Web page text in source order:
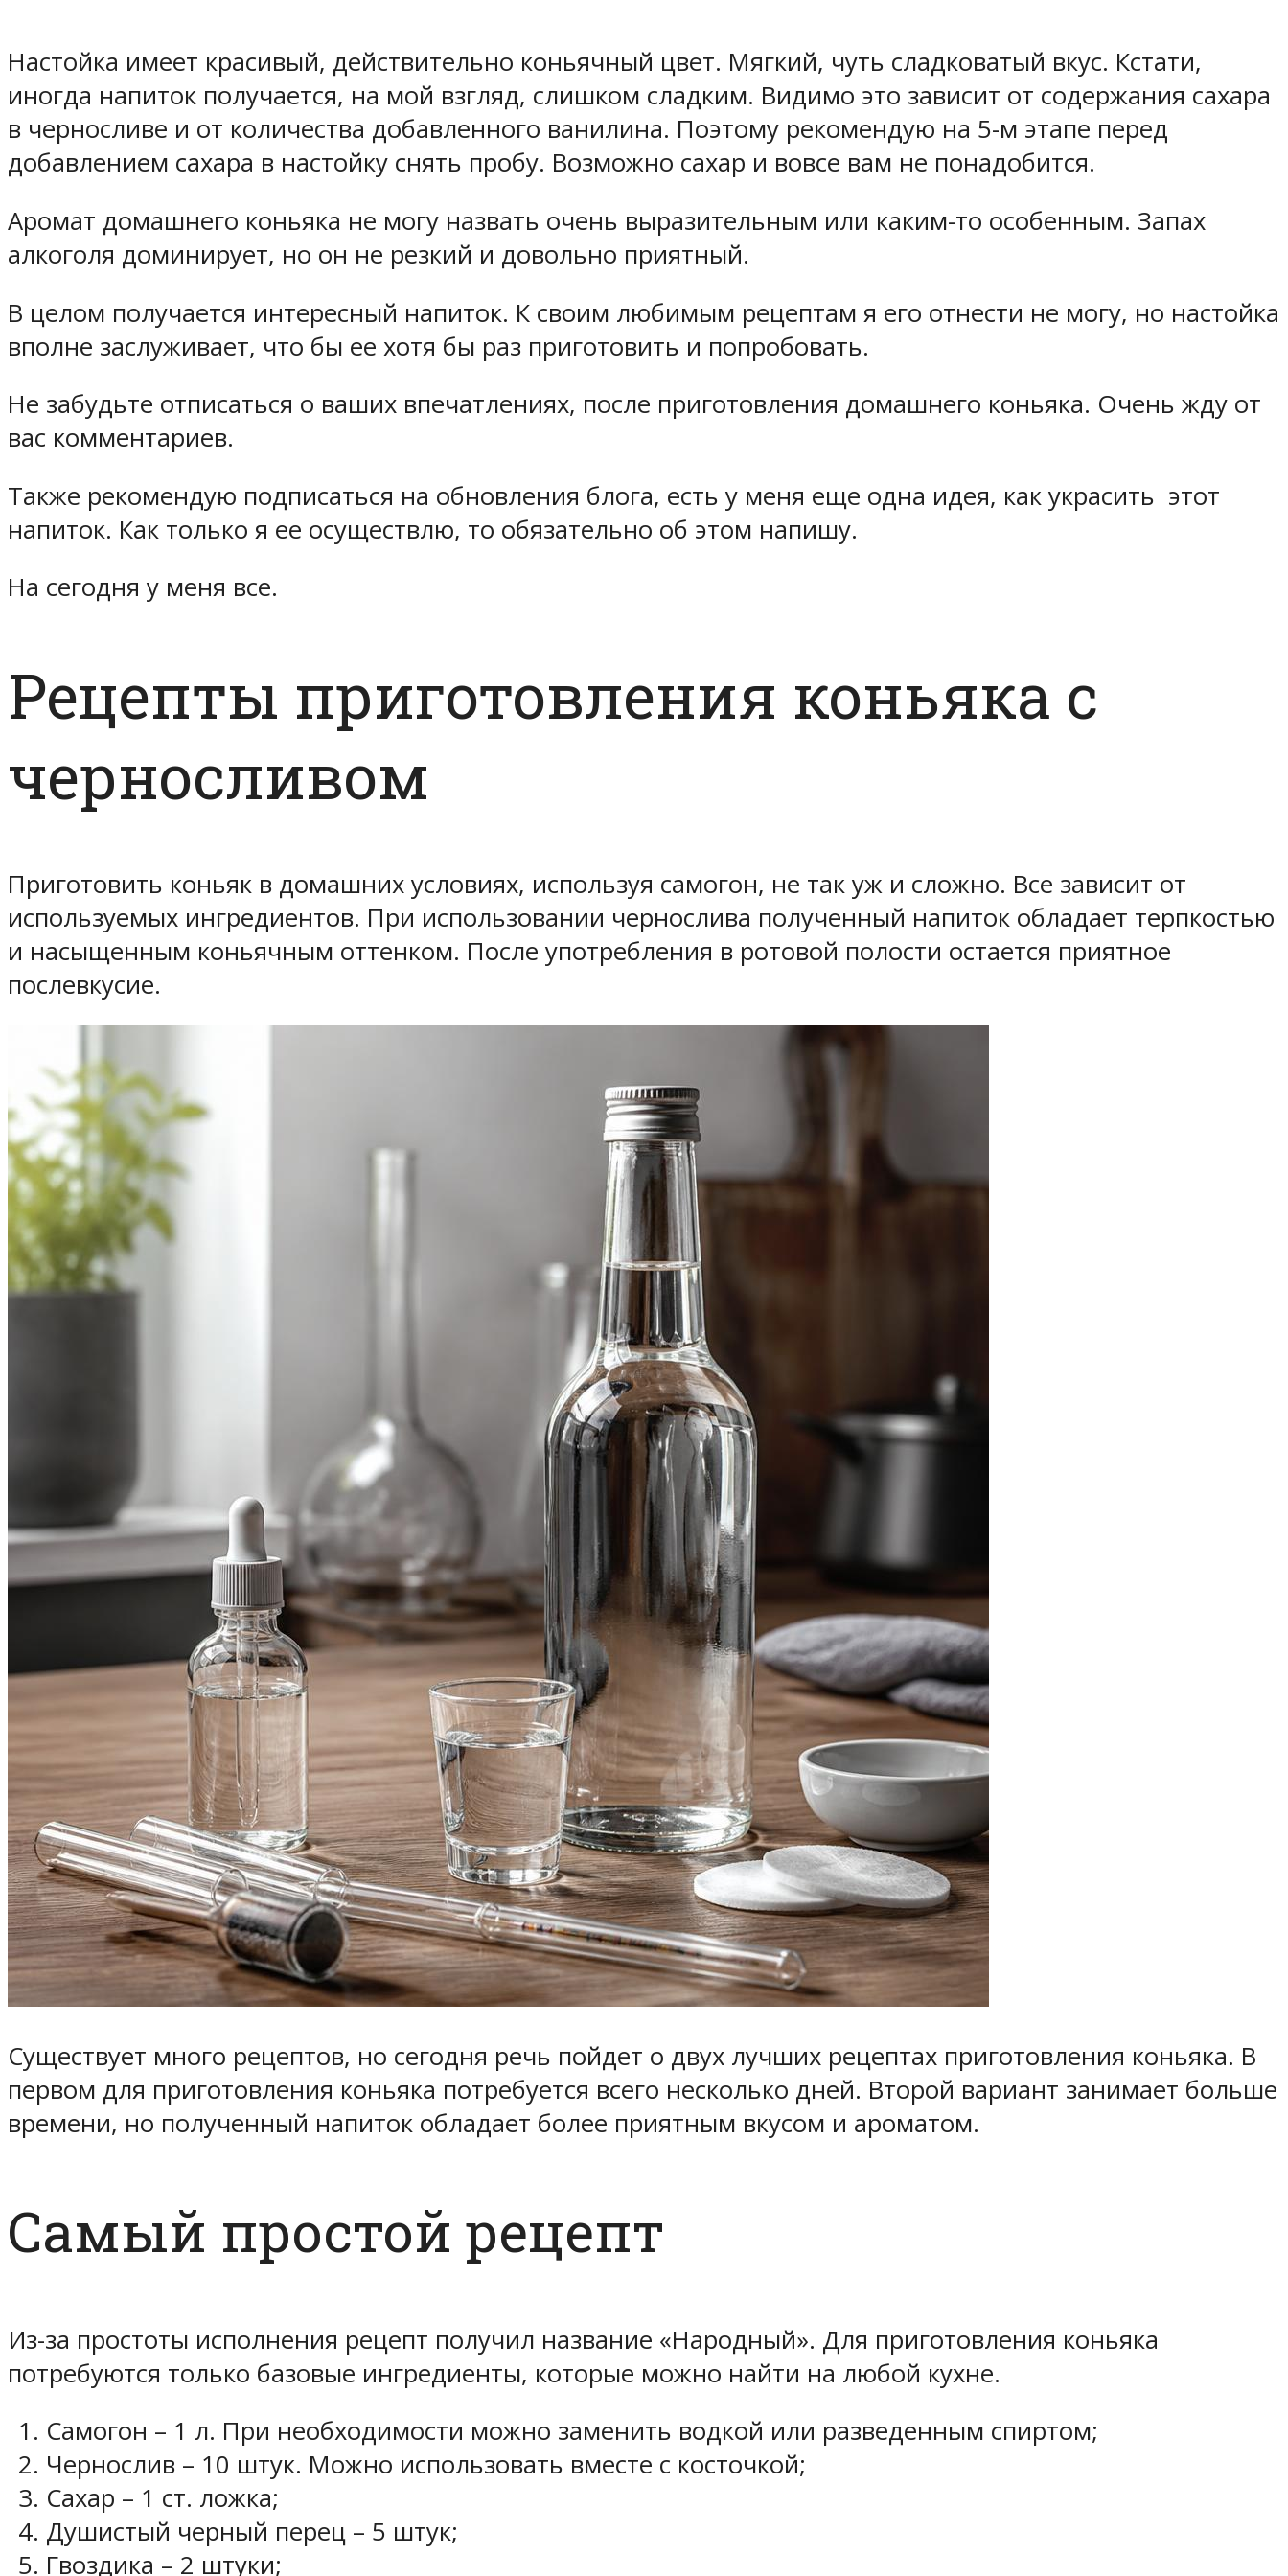
Настойка имеет красивый, действительно коньячный цвет. Мягкий, чуть сладковатый вкус. Кстати,
иногда напиток получается, на мой взгляд, слишком сладким. Видимо это зависит от содержания сахара
в черносливе и от количества добавленного ванилина. Поэтому рекомендую на 5-м этапе перед
добавлением сахара в настойку снять пробу. Возможно сахар и вовсе вам не понадобится.
Аромат домашнего коньяка не могу назвать очень выразительным или каким-то особенным. Запах
алкоголя доминирует, но он не резкий и довольно приятный.
В целом получается интересный напиток. К своим любимым рецептам я его отнести не могу, но настойка
вполне заслуживает, что бы ее хотя бы раз приготовить и попробовать.
Не забудьте отписаться о ваших впечатлениях, после приготовления домашнего коньяка. Очень жду от
вас комментариев.
Также рекомендую подписаться на обновления блога, есть у меня еще одна идея, как украсить этот
напиток. Как только я ее осуществлю, то обязательно об этом напишу.
На сегодня у меня все.
Рецепты приготовления коньяка с
черносливом
Приготовить коньяк в домашних условиях, используя самогон, не так уж и сложно. Все зависит от
используемых ингредиентов. При использовании чернослива полученный напиток обладает терпкостью
и насыщенным коньячным оттенком. После употребления в ротовой полости остается приятное
послевкусие.
Существует много рецептов, но сегодня речь пойдет о двух лучших рецептах приготовления коньяка. В
первом для приготовления коньяка потребуется всего несколько дней. Второй вариант занимает больше
времени, но полученный напиток обладает более приятным вкусом и ароматом.
Самый простой рецепт
Из-за простоты исполнения рецепт получил название «Народный». Для приготовления коньяка
потребуются только базовые ингредиенты, которые можно найти на любой кухне.
Самогон – 1 л. При необходимости можно заменить водкой или разведенным спиртом;
Чернослив – 10 штук. Можно использовать вместе с косточкой;
Сахар – 1 ст. ложка;
Душистый черный перец – 5 штук;
Гвоздика – 2 штуки;